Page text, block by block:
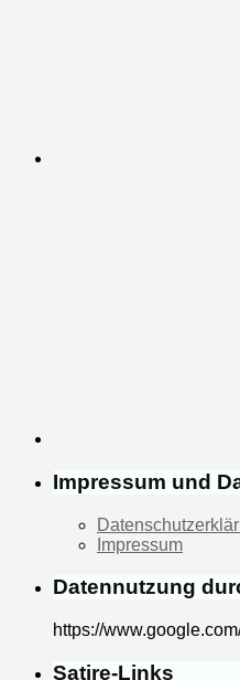
Impressum und
Impressum
Datennutzung
https://
Satire-Links